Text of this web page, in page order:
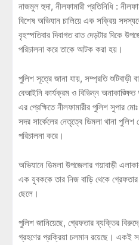
নাজমুল হুদা, নীলফামারী প্রতিনিধি :
বিশেষ অভিযান চালিয়ে এক সক্রিয়
বৃহস্পতিবার দিবাগত রাত দেড়টার দিকে
পরিচালনা করে তাকে আটক করা হয়।
পুলিশ সূত্রে জানা যায়, সম্প্রতি শুটিবাড়ী
বেআইনি কার্যক্রম ও বিভিন্ন
এর প্রেক্ষিতে নীলফামারীর পুলিশ সুপার
সদর সার্কেলের নেতৃত্বে ডিমলা থানা পুলিশ
পরিচালনা করে।
অভিযানে ডিমলা উপজেলার গয়াবাড়ী
এক যুবককে তার নিজ বাড়ি থেকে
ছেলে।
পুলিশ জানিয়েছে, গ্রেফতার ব্যক্তির
গ্রহণের প্রক্রিয়া চলমান রয়েছে। একই